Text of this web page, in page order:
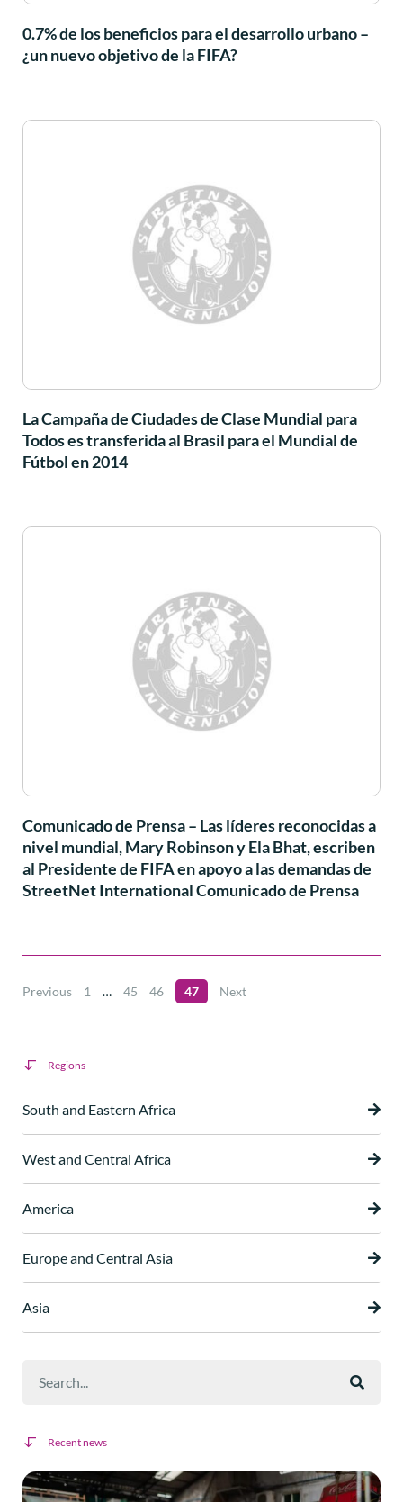
0.7% de los beneficios para el desarrollo urbano –
¿un nuevo objetivo de la FIFA?
La Campaña de Ciudades de Clase Mundial para
Todos es transferida al Brasil para el Mundial de
Fútbol en 2014
Comunicado de Prensa – Las líderes reconocidas a
nivel mundial, Mary Robinson y Ela Bhat, escriben
al Presidente de FIFA en apoyo a las demandas de
StreetNet International Comunicado de Prensa
Previous 1 … 45 46 47 Next
Regions
South and Eastern Africa
West and Central Africa
America
Europe and Central Asia
Asia
Recent news